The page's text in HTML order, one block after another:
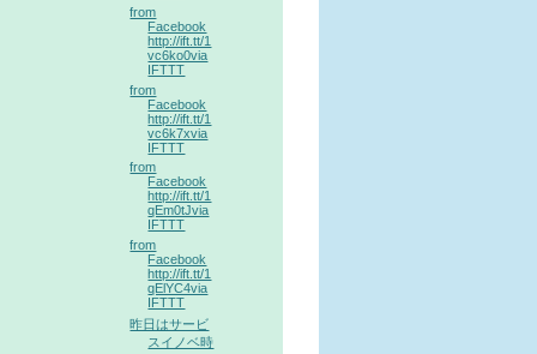
from
Facebook
http://ift.tt/1
vc6ko0via
IFTTT
from
Facebook
http://ift.tt/1
vc6k7xvia
IFTTT
from
Facebook
http://ift.tt/1
qEm0tJvia
IFTTT
from
Facebook
http://ift.tt/1
qElYC4via
IFTTT
昨日はサービ
スイノベ時